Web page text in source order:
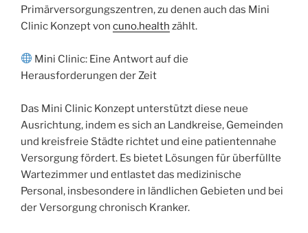
Primärversorgungszentren, zu denen auch das Mini
Clinic Konzept von cuno.health zählt.
Mini Clinic: Eine Antwort auf die
Herausforderungen der Zeit
Das Mini Clinic Konzept unterstützt diese neue
Ausrichtung, indem es sich an Landkreise, Gemeinden
und kreisfreie Städte richtet und eine patientennahe
Versorgung fördert. Es bietet Lösungen für überfüllte
Wartezimmer und entlastet das medizinische
Personal, insbesondere in ländlichen Gebieten und bei
der Versorgung chronisch Kranker.